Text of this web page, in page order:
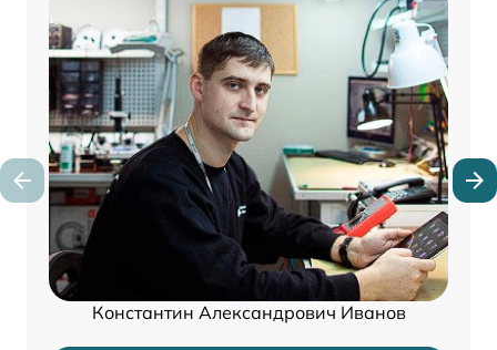
Константин Александрович Иванов